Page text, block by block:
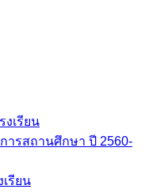
งเรียน
รสถานศึกษา ปี 2560-
รียน